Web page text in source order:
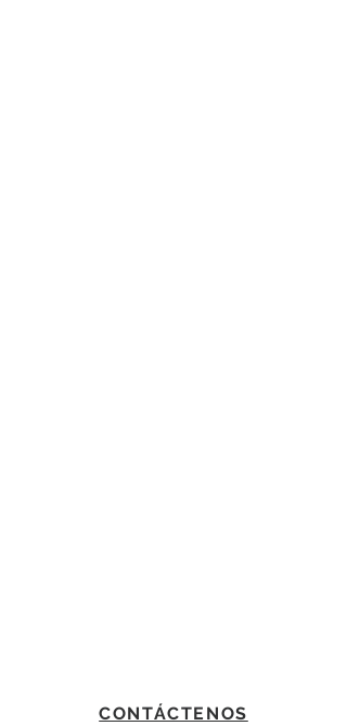
CONTÁCTENOS